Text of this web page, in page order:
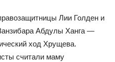
Лии Голден и
Абдулы Ханга —
ход Хрущева.
считали маму